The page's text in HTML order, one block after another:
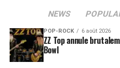
NEWS
POP-ROCK 6 août 2026
ZZ Top annule
Bowl